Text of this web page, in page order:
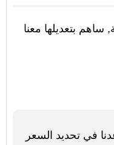
ساهم بتعديلها معنا
في تحديد السعر